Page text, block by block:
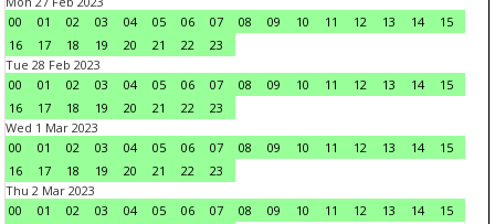
00
01 02 03 04 05 06 07 08 09 10 11 12 13 14
15
16
17 18 19 20 21 22
23
Tue 28 Feb 2023
00
01 02 03 04 05 06 07 08 09 10 11 12 13 14
15
16
17 18 19 20 21 22
23
Wed 1 Mar 2023
00
01 02 03 04 05 06 07 08 09 10 11 12 13 14
15
16
17 18 19 20 21 22
23
Thu 2 Mar 2023
00
01 02 03 04 05 06 07 08 09 10 11 12 13 14
15